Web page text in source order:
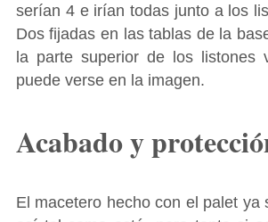
serían 4 e irían todas junto a los
Dos fijadas en las tablas de la
la parte superior de los listones
puede verse en la imagen.
Acabado y
El macetero hecho con el palet ya